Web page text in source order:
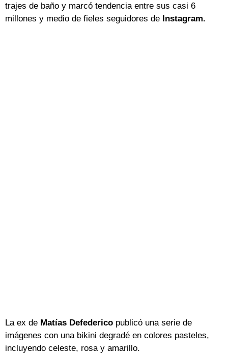
trajes de baño y marcó tendencia entre sus casi 6
millones y medio de fieles seguidores de Instagram.
La ex de Matías Defederico publicó una serie de
imágenes con una bikini degradé en colores pasteles,
incluyendo celeste, rosa y amarillo.